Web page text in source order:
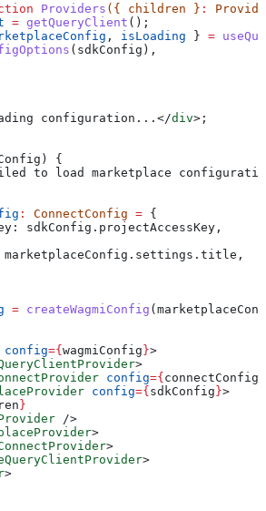
Providers ({ children } :
= getQueryClient ();
, isLoading } =
( sdkConfig ),
configuration... </div> ;
) {
to load marketplace
: ConnectConfig = {
sdkConfig . projectAccessKey ,
marketplaceConfig . settings . title ,
= createWagmiConfig (
config={ wagmiConfig }>
>
config={ connectConfig
config={ sdkConfig }>
}
/>
>
>
>
>